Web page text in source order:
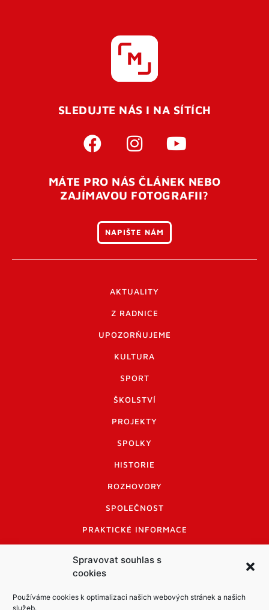
Spravovat souhlas s
cookies
Používáme cookies k optimalizaci našich webových stránek a našich
služeb.
Pro úspěšné dokončení registrace je potřeba
vaší e-mailovouadresu. Po úspěšném odeslání
otevření tohoto odkazu se váš účet ověří a můžete se
přihlásit. Nezapomeňte zkontrolovat složku SPAM ve
SLEDUJTE NÁS I NA SÍTÍCH
MÁTE PRO NÁS ČLÁNEK NEBO
ZAJÍMAVOU FOTOGRAFII?
NAPIŠTE NÁM
AKTUALITY
Z RADNICE
UPOZORŇUJEME
KULTURA
SPORT
ŠKOLSTVÍ
PROJEKTY
SPOLKY
HISTORIE
ROZHOVORY
SPOLEČNOST
PRAKTICKÉ INFORMACE
INFORMACE A KODEX DISKUTUJÍCÍCH
LOGO A LOGO MANUÁL